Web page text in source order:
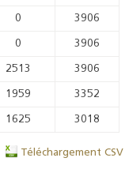
0 3906
0 3906
2513 3906
1959 3352
1625 3018
Téléchargement CSV